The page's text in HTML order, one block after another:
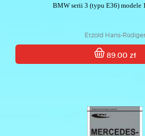
BMW serii 3 (typu E36) modele
Etzold Hans-Rüdiger
89.00 zł